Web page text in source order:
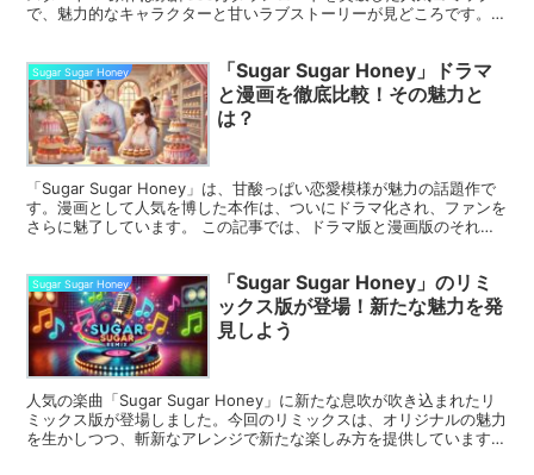
で、魅力的なキャラクターと甘いラブストーリーが見どころです。
Sugar Sugar Honey
「Sugar Sugar Honey」ドラマ
と漫画を徹底比較！その魅力と
は？
「Sugar Sugar Honey」は、甘酸っぱい恋愛模様が魅力の話題作で
す。漫画として人気を博した本作は、ついにドラマ化され、ファンを
さらに魅了しています。 この記事では、ドラマ版と漫画版のそれぞ
Sugar Sugar Honey
「Sugar Sugar Honey」のリミ
ックス版が登場！新たな魅力を発
見しよう
人気の楽曲「Sugar Sugar Honey」に新たな息吹が吹き込まれたリ
ミックス版が登場しました。今回のリミックスは、オリジナルの魅力
を生かしつつ、斬新なアレンジで新たな楽しみ方を提供しています。